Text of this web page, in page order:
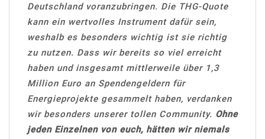
Deutschland voranzubringen. Die THG-Quote
kann ein wertvolles Instrument dafür sein,
weshalb es besonders wichtig ist sie richtig
zu nutzen. Dass wir bereits so viel erreicht
haben und insgesamt mittlerweile über 1,3
Million Euro an Spendengeldern für
Energieprojekte gesammelt haben, verdanken
wir besonders unserer tollen Community. Ohne
jeden Einzelnen von euch, hätten wir niemals